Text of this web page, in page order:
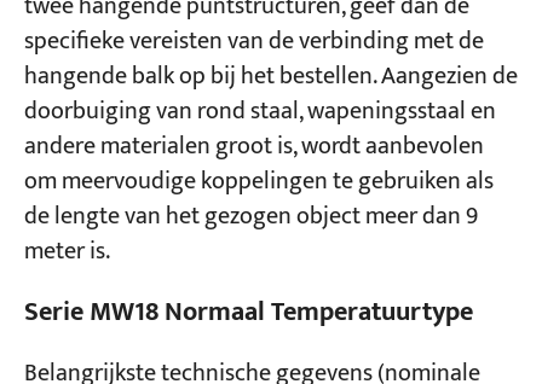
specifieke vereisten van de verbinding met de
hangende balk op bij het bestellen. Aangezien de
doorbuiging van rond staal, wapeningsstaal en
andere materialen groot is, wordt aanbevolen
om meervoudige koppelingen te gebruiken als
de lengte van het gezogen object meer dan 9
meter is.
Serie MW18 Normaal Temperatuurtype
Belangrijkste technische gegevens (nominale